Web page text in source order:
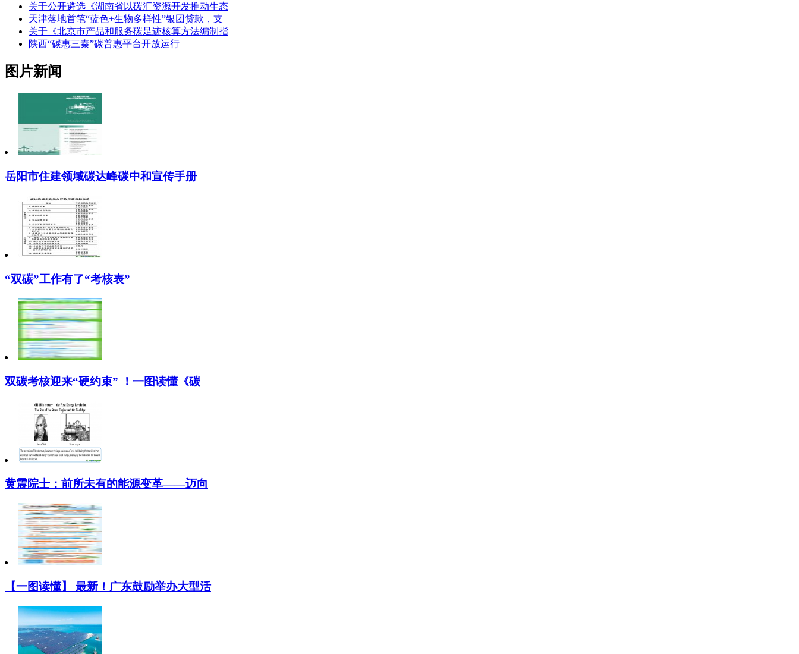
关于公开遴选《湖南省以碳汇资源开发推动生态
天津落地首笔“蓝色+生物多样性”银团贷款，支
关于《北京市产品和服务碳足迹核算方法编制指
陕西“碳惠三秦”碳普惠平台开放运行
图片新闻
岳阳市住建领域碳达峰碳中和宣传手册
“双碳”工作有了“考核表”
双碳考核迎来“硬约束” ！一图读懂《碳
黄震院士：前所未有的能源变革——迈向
【一图读懂】 最新！广东鼓励举办大型活